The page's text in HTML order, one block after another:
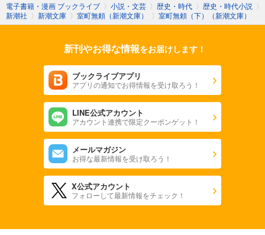
電子書籍・漫画 ブックライブ 〉 小説・文芸 〉 歴史・時代 〉 歴史・時代小説 〉
新潮社 〉 新潮文庫 〉 室町無頼（新潮文庫） 〉 室町無頼（下）（新潮文庫）
新刊やお得な情報をお届けします！
ブックライブアプリ
アプリの通知でお得情報を受け取ろう！
LINE公式アカウント
アカウント連携で限定クーポンゲット！
メールマガジン
お得な最新情報を受け取ろう！
X公式アカウント
フォローして最新情報をチェック！